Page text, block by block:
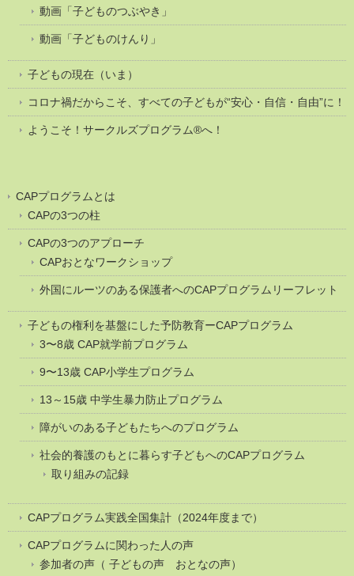
動画「子どものつぶやき」
動画「子どものけんり」
子どもの現在（いま）
コロナ禍だからこそ、すべての子どもが“安心・自信・自由”に！
ようこそ！サークルズプログラム®へ！
CAPプログラムとは
CAPの3つの柱
CAPの3つのアプローチ
CAPおとなワークショップ
外国にルーツのある保護者へのCAPプログラムリーフレット
子どもの権利を基盤にした予防教育ーCAPプログラム
3〜8歳 CAP就学前プログラム
9〜13歳 CAP小学生プログラム
13～15歳 中学生暴力防止プログラム
障がいのある子どもたちへのプログラム
社会的養護のもとに暮らす子どもへのCAPプログラム
取り組みの記録
CAPプログラム実践全国集計（2024年度まで）
CAPプログラムに関わった人の声
参加者の声（ 子どもの声 おとなの声）